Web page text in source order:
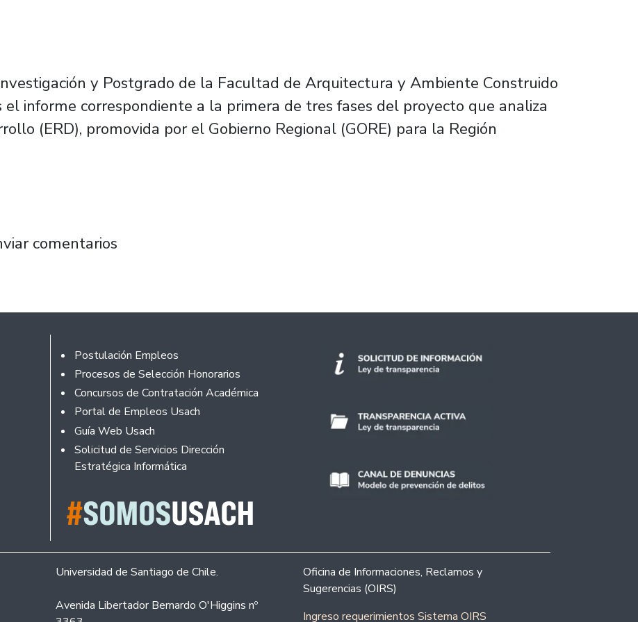
y Postgrado de la Facultad de Arquitectura y Ambiente Construido
el informe correspondiente a la primera de tres fases del proyecto que analiza
(ERD), promovida por el Gobierno Regional (GORE) para la Región
primera etapa del proyecto de Estrategia Regional de Desarrollo impulsada por el
comentarios
Footer
Postulación Empleos
Procesos de Selección Honorarios
Concursos de Contratación Académica
Portal de Empleos Usach
Guía Web Usach
Solicitud de Servicios Dirección
Estratégica Informática
Universidad de Santiago de Chile.
Avenida Libertador Bernardo O'Higgins nº
Oficina de Informaciones, Reclamos y
Sugerencias (OIRS)
Ingreso requerimientos Sistema OIRS